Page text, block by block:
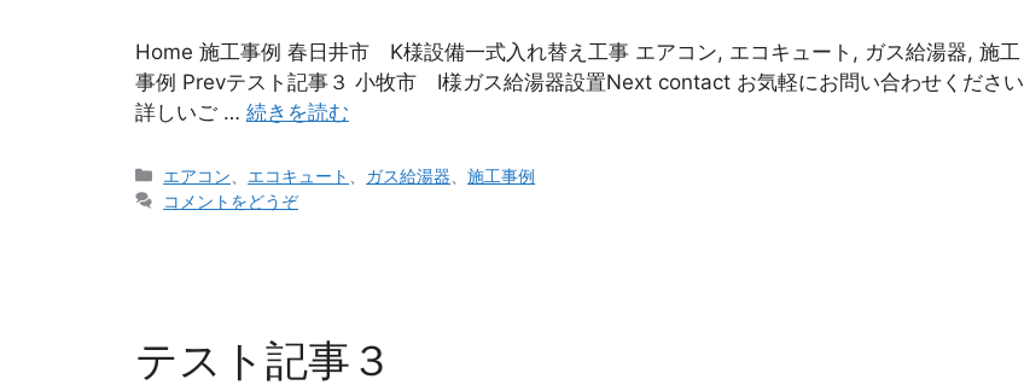
Home 施工事例 春日井市 K様設備一式入れ替え工事 エアコン, エコキュート, ガス給湯器, 施工
事例 Prevテスト記事３ 小牧市 I様ガス給湯器設置Next contact お気軽にお問い合わせください
詳しいご … 続きを読む
エアコン エコキュート ガス給湯器 、施工事例
コメントをどうぞ
テスト記事３